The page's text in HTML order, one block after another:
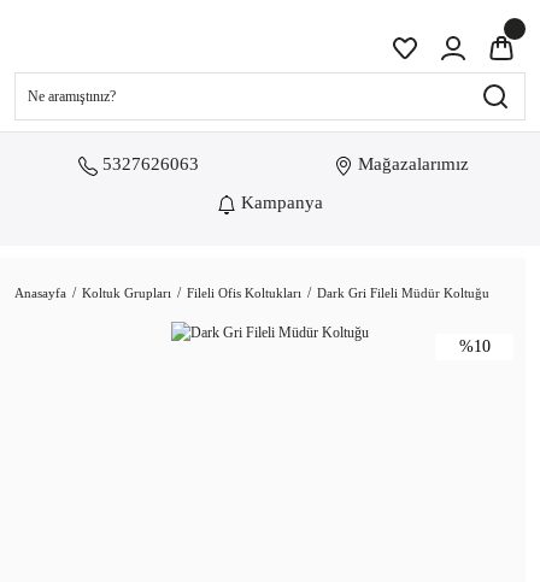
5327626063
Mağazalarımız
Kampanya
Anasayfa Koltuk Grupları Fileli Ofis Koltukları Dark Gri Fileli Müdür Koltuğu
%10